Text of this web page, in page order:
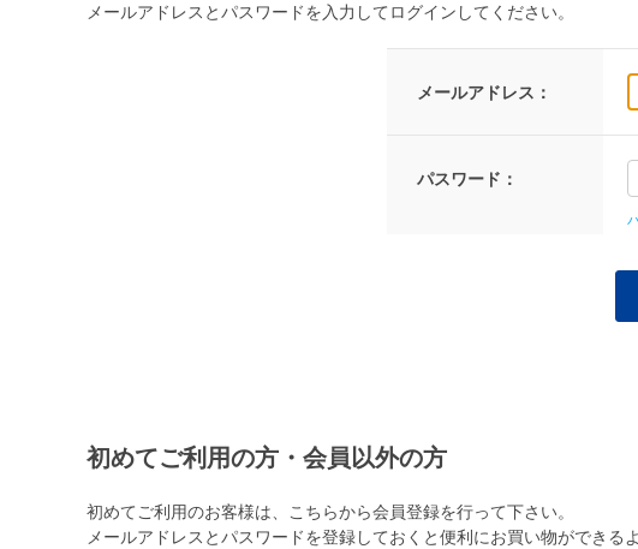
メールアドレスとパスワードを入力してログインしてください。
メールアドレス：
パスワード：
初めてご利用の方・会員以外の方
初めてご利用のお客様は、こちらから会員登録を行って下さい。
メールアドレスとパスワードを登録しておくと便利にお買い物ができる